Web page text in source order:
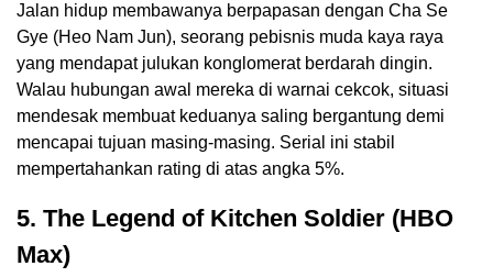
Jalan hidup membawanya berpapasan dengan Cha Se
Gye (Heo Nam Jun), seorang pebisnis muda kaya raya
yang mendapat julukan konglomerat berdarah dingin.
Walau hubungan awal mereka di warnai cekcok, situasi
mendesak membuat keduanya saling bergantung demi
mencapai tujuan masing-masing. Serial ini stabil
mempertahankan rating di atas angka 5%.
5. The Legend of Kitchen Soldier (HBO
Max)